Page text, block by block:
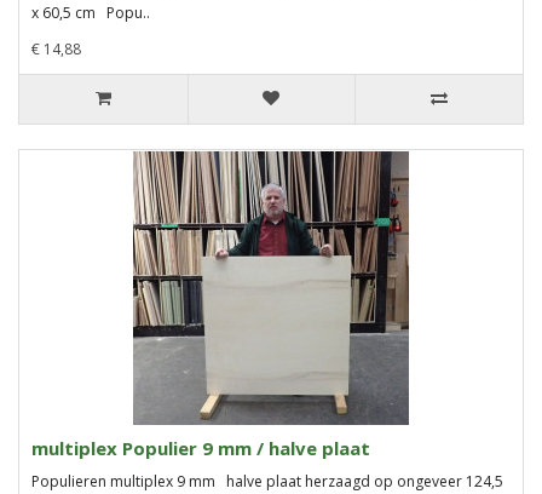
x 60,5 cm Popu..
€ 14,88
multiplex Populier 9 mm / halve plaat
Populieren multiplex 9 mm halve plaat herzaagd op ongeveer 124,5